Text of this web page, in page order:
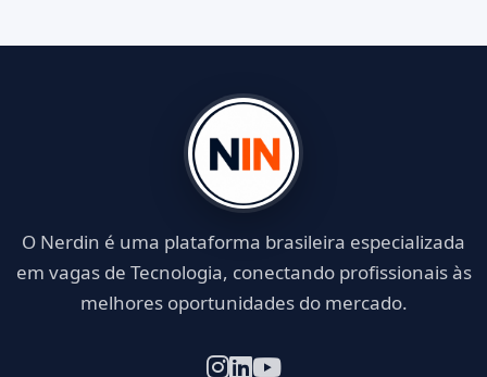
O Nerdin é uma plataforma brasileira especializada
em vagas de Tecnologia, conectando profissionais às
melhores oportunidades do mercado.